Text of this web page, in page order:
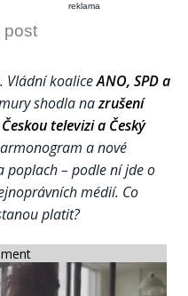
reklama
post
Vládní koaliceANO, SPD a
shodla nazrušení
televizi a Český
a nové
poplach – podle ní jde o
médií. Co
platit?